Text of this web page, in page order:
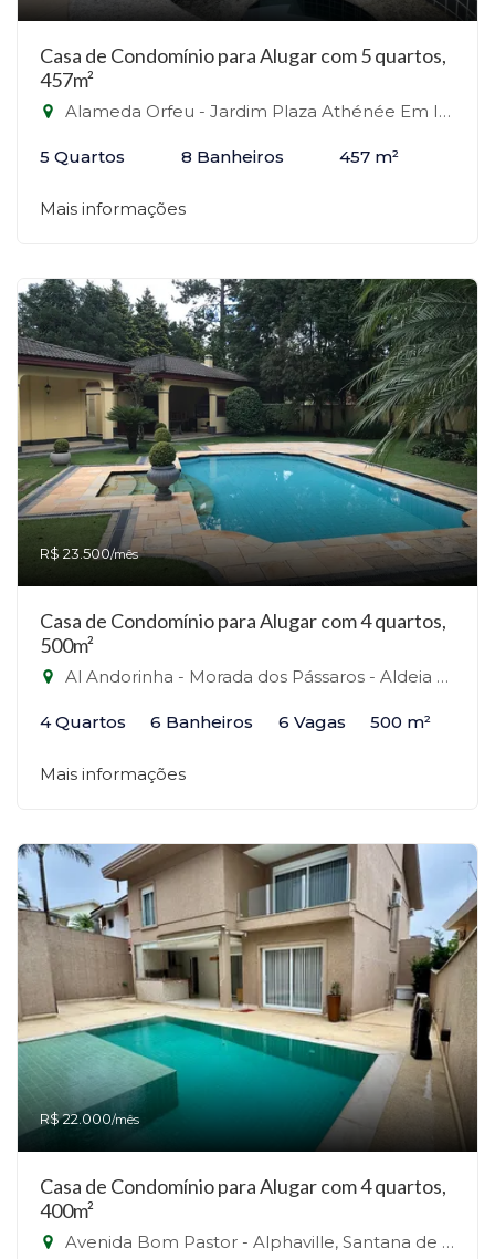
Casa de Condomínio para Alugar com 5 quartos,
457m²
Alameda Orfeu - Jardim Plaza Athénée Em Itu, Itu-SP
5 Quartos 8 Banheiros 457 m²
Mais informações
R$ 23.500/mês
Casa de Condomínio para Alugar com 4 quartos,
500m²
Al Andorinha - Morada dos Pássaros - Aldeia da Serra - Barueri - Aldeia da Serra, Barueri-SP
4 Quartos 6 Banheiros 6 Vagas 500 m²
Mais informações
R$ 22.000/mês
Casa de Condomínio para Alugar com 4 quartos,
400m²
Avenida Bom Pastor - Alphaville, Santana de Parnaíba-SP